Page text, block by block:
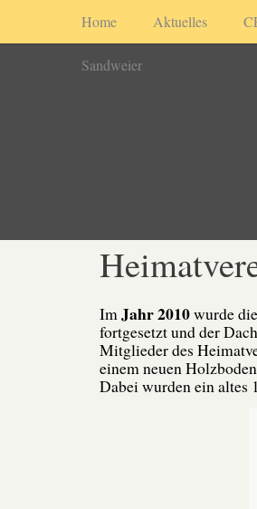
Home Aktuelles
Sandweier
ImJahr 2010wurde
fortgesetzt und der
Mitglieder des
einem neuen
Dabei wurden ein altes